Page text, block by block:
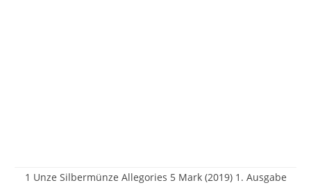
1 Unze Silbermünze Allegories 5 Mark (2019) 1. Ausgabe